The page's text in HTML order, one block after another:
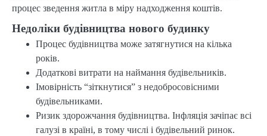
процес зведення житла в міру надходження коштів.
Недоліки будівництва нового будинку
Процес будівництва може затягнутися на кілька
років.
Додаткові витрати на наймання будівельників.
Імовірність “зіткнутися” з недобросовісними
будівельниками.
Ризик здорожчання будівництва. Інфляція зачіпає всі
галузі в країні, в тому числі і будівельний ринок.